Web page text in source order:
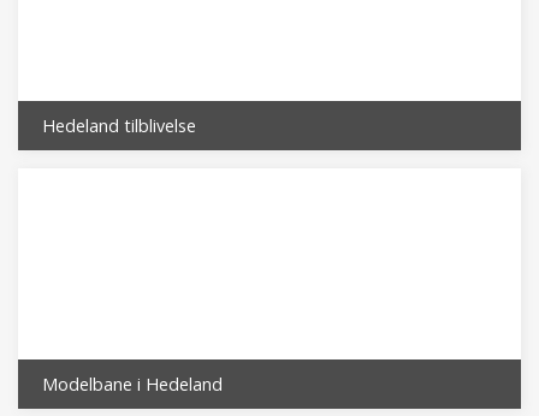
Hedeland tilblivelse
Modelbane i Hedeland